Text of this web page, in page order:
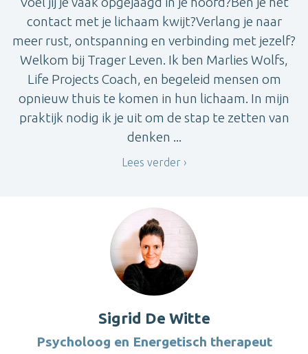
contact met je lichaam kwijt?Verlang je naar
meer rust, ontspanning en verbinding met jezelf?
Welkom bij Trager Leven. Ik ben Marlies Wolfs,
Life Projects Coach, en begeleid mensen om
opnieuw thuis te komen in hun lichaam. In mijn
praktijk nodig ik je uit om de stap te zetten van
denken ...
Lees verder
Sigrid De Witte
Psycholoog en Energetisch therapeut